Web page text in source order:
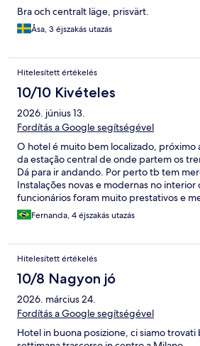
Bra och centralt läge, prisvärt.
Åsa, 3 éjszakás utazás
Hitelesített értékelés
10/10 Kivételes
2026. június 13.
Fordítás a Google segítségével
O hotel é muito bem localizado, próximo
da estação central de onde partem os
Dá para ir andando. Por perto tb tem
Instalações novas e modernas no
funcionários foram muito prestativos e
situação de atraso de bagagem pela
Fernanda, 4 éjszakás utazás
Hitelesített értékelés
10/8 Nagyon jó
2026. március 24.
Fordítás a Google segítségével
Hotel in buona posizione, ci siamo